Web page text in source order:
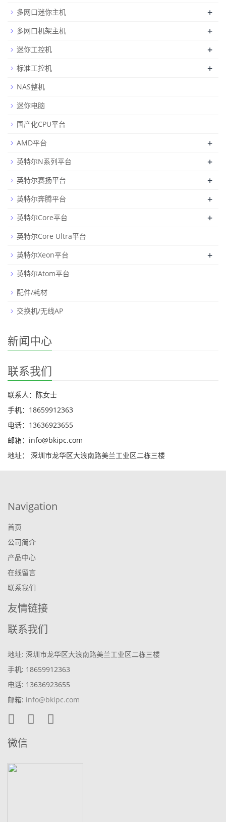
多网口迷你主机 +
多网口机架主机 +
迷你工控机 +
标准工控机 +
NAS整机
迷你电脑
国产化CPU平台
AMD平台
+
英特尔N系列平台 +
英特尔赛扬平台 +
英特尔奔腾平台 +
英特尔Core平台 +
英特尔Core Ultra平台
英特尔Xeon平台
+
英特尔Atom平台
配件/耗材
交换机/无线AP
新闻中心
联系我们
联系人：陈女士
手机：18659912363
电话：13636923655
邮箱：info@bkipc.com
地址： 深圳市龙华区大浪南路美兰工业区二栋三楼
Navigation
首页
公司简介
产品中心
在线留言
联系我们
友情链接
联系我们
地址: 深圳市龙华区大浪南路美兰工业区二栋三楼
手机: 18659912363
电话: 13636923655
邮箱: info@bkipc.com
微信